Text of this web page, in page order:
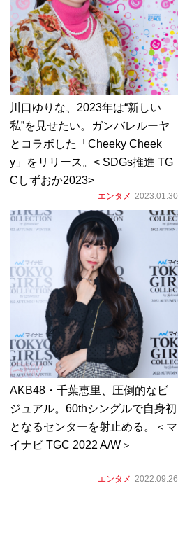
川口ゆりな、2023年は“新しい
私”を見せたい。ガンバレルーヤ
とコラボした「Cheeky Cheek
y」をリリース。< SDGs推進 TG
Cしずおか2023>
エンタメ 2023.01.30
AKB48・千葉恵里、圧倒的なビ
ジュアル。60thシングルで自身初
となるセンターを射止める。＜マ
イナビ TGC 2022 A/W＞
エンタメ 2022.09.26